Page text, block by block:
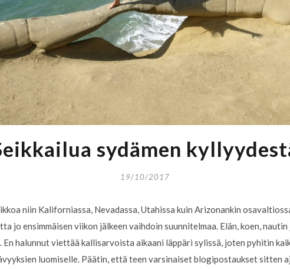
sydämen
19/10/2017
niin Kaliforniassa, Nevadassa, Utahissa kuin Arizonankin
jo ensimmäisen viikon jälkeen vaihdoin suunnitelmaa. Elän, koen, nautin
En halunnut viettää kallisarvoista aikaani läppäri sylissä, joten pyhitin
luomiselle. Päätin, että teen varsinaiset blogipostaukset sitten